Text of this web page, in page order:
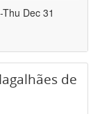
Dec 31
de